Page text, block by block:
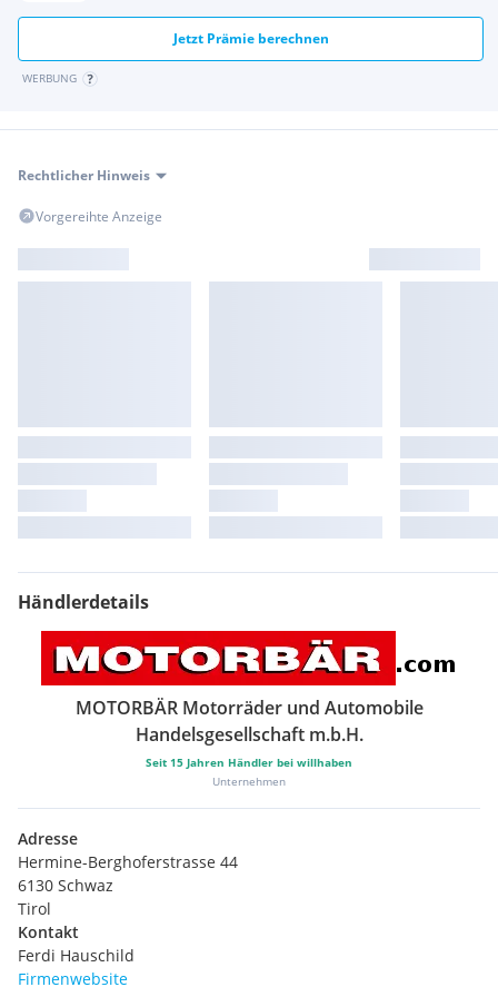
Jetzt Prämie berechnen
WERBUNG
Rechtlicher Hinweis
Vorgereihte Anzeige
Händlerdetails
MOTORBÄR Motorräder und Automobile
Handelsgesellschaft m.b.H.
Seit 15 Jahren Händler bei willhaben
Unternehmen
Adresse
Hermine-Berghoferstrasse 44
6130 Schwaz
Tirol
Kontakt
Ferdi Hauschild
Firmenwebsite